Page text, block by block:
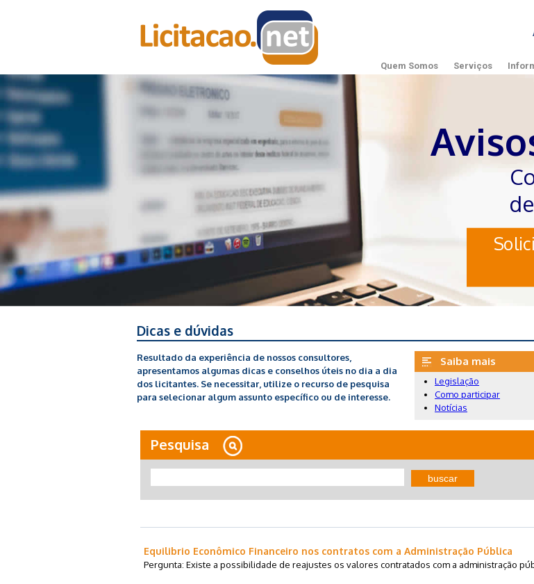
Quem Somos Serviços
Dicas e dúvidas
Resultado da experiência de nossos consultores,
apresentamos algumas dicas e conselhos úteis no dia a dia
dos licitantes. Se necessitar, utilize o recurso de pesquisa
para selecionar algum assunto específico ou de interesse.
Saiba mais
Legislação
Como participar
Notícias
Pesquisa
buscar
Equilibrio Econômico Financeiro nos contratos com a Administração Pública
Pergunta: Existe a possibilidade de reajustes os valores contratados com a administração